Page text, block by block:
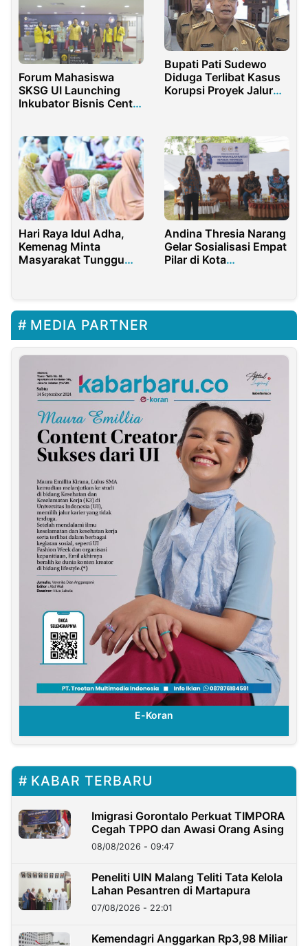
Forum Mahasiswa
SKSG UI Launching
Inkubator Bisnis Center
Bupati Pati Sudewo
Diduga Terlibat Kasus
Korupsi Proyek Jalur
Hari Raya Idul Adha,
Kemenag Minta
Masyarakat Tunggu
Andina Thresia Narang
Gelar Sosialisasi Empat
Pilar di Kota
MEDIA PARTNER
E-Koran
KABAR TERBARU
Imigrasi Gorontalo Perkuat TIMPORA
Cegah TPPO dan Awasi Orang Asing
08/08/2026 - 09:47
Peneliti UIN Malang Teliti Tata Kelola
Lahan Pesantren di Martapura
07/08/2026 - 22:01
Kemendagri Anggarkan Rp3,98 Miliar